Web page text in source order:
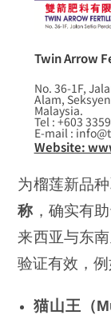
Twin Arrow
No. 36-1F,
Alam,
Malaysia.
Tel : +603
E-mail :
Website:
为榴莲新品
称 ，确实有
来西亚与东
验证有效，例
猫山王（